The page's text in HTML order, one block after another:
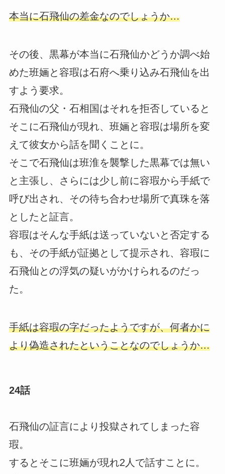
本当に石飛仙の差金なのでしょうか…
その後、黒幕が本当に石飛仙かどうか調べ始
めた班婳と容瑕は石府へ乗り込み石飛仙を出
すよう要求。
石飛仙の父・石相国はそれを拒否していると
そこに石飛仙が現れ、班婳と容瑕は場所を変
えて彼女から話を聞くことに。
そこで石飛仙は班淮を襲撃した黒幕では無い
と主張し、さらには少し前に容瑕から手紙で
呼び出され、その待ち合わせ場所で真珠を落
としたと証言。
容瑕はそんな手紙は送っていないと否定する
も、その手紙が証拠として提示され、容瑕に
石飛仙との浮気の疑いがかけられるのだっ
た。
手紙は容瑕の字だったようですが、何者かに
より偽造されたということなのでしょうか…
24話
石飛仙の証言により投獄されてしまった容
瑕。
するとそこに班婳が現れ2人で話すことに。